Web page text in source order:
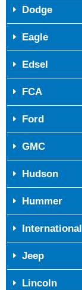
Dodge
Eagle
Edsel
FCA
Ford
GMC
Hudson
Hummer
International
Jeep
Lincoln